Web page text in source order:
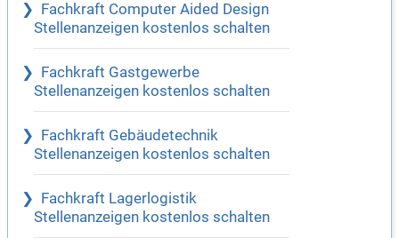
Fachkraft Computer Aided Design
Stellenanzeigen kostenlos schalten
Fachkraft Gastgewerbe
Stellenanzeigen kostenlos schalten
Fachkraft Gebäudetechnik
Stellenanzeigen kostenlos schalten
Fachkraft Lagerlogistik
Stellenanzeigen kostenlos schalten